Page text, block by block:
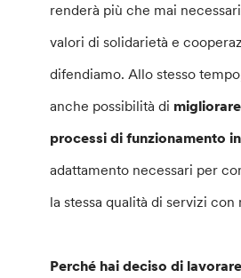
renderà più che mai
valori di solidarietà e
difendiamo. Allo stesso
anche possibilità di
processi di funzionamento
adattamento necessari per
la stessa qualità di servizi con
Perché hai deciso di